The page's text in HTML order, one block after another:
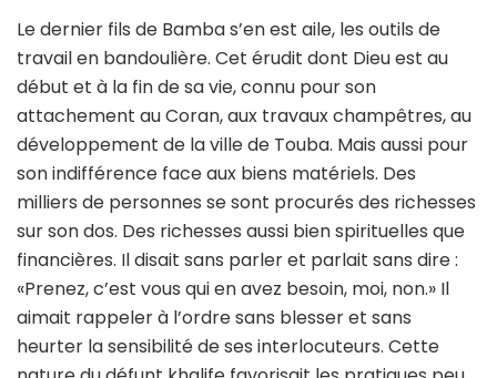
Le dernier fils de Bamba s’en est aile, les outils de
travail en bandoulière. Cet érudit dont Dieu est au
début et à la fin de sa vie, connu pour son
attachement au Coran, aux travaux champêtres, au
développement de la ville de Touba. Mais aussi pour
son indifférence face aux biens matériels. Des
milliers de personnes se sont procurés des richesses
sur son dos. Des richesses aussi bien spirituelles que
financières. Il disait sans parler et parlait sans dire :
«Prenez, c’est vous qui en avez besoin, moi, non.» Il
aimait rappeler à l’ordre sans blesser et sans
heurter la sensibilité de ses interlocuteurs. Cette